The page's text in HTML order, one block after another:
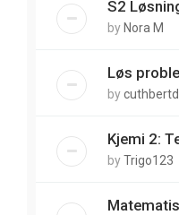
S2
by Nora M
Løs
by
Kjemi 2:
byTrigo123